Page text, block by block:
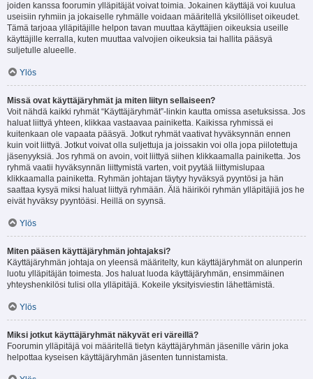
joiden kanssa foorumin ylläpitäjät voivat toimia. Jokainen käyttäjä voi kuulua
useisiin ryhmiin ja jokaiselle ryhmälle voidaan määritellä yksilölliset oikeudet.
Tämä tarjoaa ylläpitäjille helpon tavan muuttaa käyttäjien oikeuksia useille
käyttäjille kerralla, kuten muuttaa valvojien oikeuksia tai hallita pääsyä
suljetulle alueelle.
Ylös
Missä ovat käyttäjäryhmät ja miten liityn sellaiseen?
Voit nähdä kaikki ryhmät “Käyttäjäryhmät”-linkin kautta omissa asetuksissa. Jos
haluat liittyä yhteen, klikkaa vastaavaa painiketta. Kaikissa ryhmissä ei
kuitenkaan ole vapaata pääsyä. Jotkut ryhmät vaativat hyväksynnän ennen
kuin voit liittyä. Jotkut voivat olla suljettuja ja joissakin voi olla jopa piilotettuja
jäsenyyksiä. Jos ryhmä on avoin, voit liittyä siihen klikkaamalla painiketta. Jos
ryhmä vaatii hyväksynnän liittymistä varten, voit pyytää liittymislupaa
klikkaamalla painiketta. Ryhmän johtajan täytyy hyväksyä pyyntösi ja hän
saattaa kysyä miksi haluat liittyä ryhmään. Älä häiriköi ryhmän ylläpitäjiä jos he
eivät hyväksy pyyntöäsi. Heillä on syynsä.
Ylös
Miten pääsen käyttäjäryhmän johtajaksi?
Käyttäjäryhmän johtaja on yleensä määritelty, kun käyttäjäryhmät on alunperin
luotu ylläpitäjän toimesta. Jos haluat luoda käyttäjäryhmän, ensimmäinen
yhteyshenkilösi tulisi olla ylläpitäjä. Kokeile yksityisviestin lähettämistä.
Ylös
Miksi jotkut käyttäjäryhmät näkyvät eri väreillä?
Foorumin ylläpitäjä voi määritellä tietyn käyttäjäryhmän jäsenille värin joka
helpottaa kyseisen käyttäjäryhmän jäsenten tunnistamista.